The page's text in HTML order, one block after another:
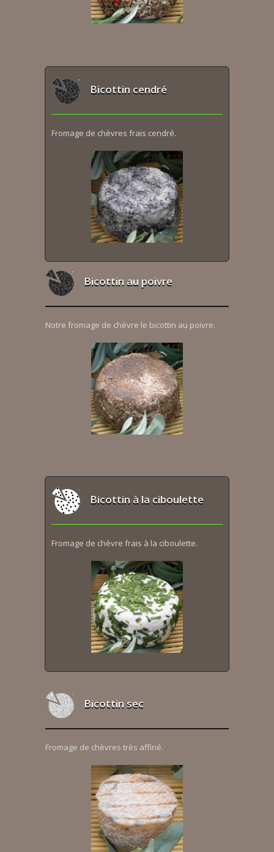
Bicottin cendré
Fromage de chèvres frais cendré.
Bicottin au poivre
Notre fromage de chèvre le bicottin au poivre.
Bicottin à la ciboulette
Fromage de chèvre frais à la ciboulette.
Bicottin sec
Fromage de chèvres très affiné.